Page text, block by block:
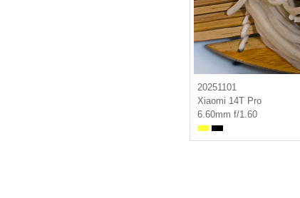
20251101
Xiaomi 14T Pro
6.60mm f/1.60